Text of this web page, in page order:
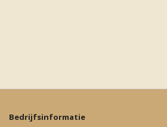
Bedrijfsinformatie